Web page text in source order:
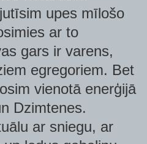
upes mīlošo
ar to
gars ir varens,
egregoriem. Bet
vienotā enerģijā
Dzimtenes.
ar sniegu, ar